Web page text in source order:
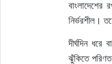
বাংলাদেশের
নির্ভরশীল।
দীর্ঘদিন
ঝুঁকিতে